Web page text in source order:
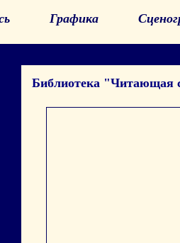
Графика
Библиотека "Читающая